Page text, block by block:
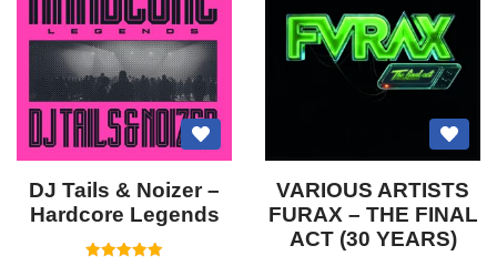
DJ Tails & Noizer –
Hardcore Legends
VARIOUS ARTISTS
FURAX – THE FINAL
ACT (30 YEARS)